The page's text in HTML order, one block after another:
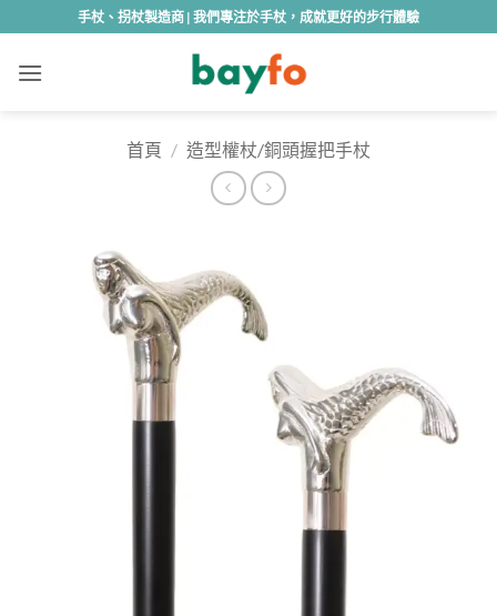
to
content
手杖、拐杖製造商 | 我們專注於手杖，成就更好的步行體驗
首頁 / 造型權杖/銅頭握把手杖